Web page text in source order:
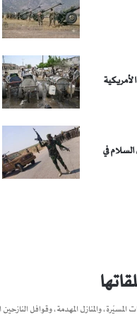
في
والمنازل المهدمة، وقوافل